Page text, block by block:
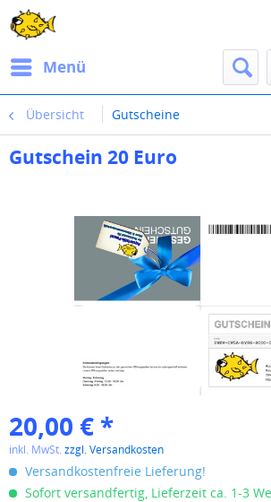
Menü
Übersicht Gutscheine
Gutschein 20 Euro
20,00 € *
inkl. MwSt. zzgl. Versandkosten
Versandkostenfreie Lieferung!
Sofort versandfertig, Lieferzeit ca. 1-3